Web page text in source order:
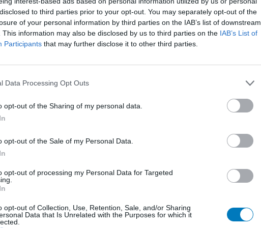
to third parties prior to your opt-out. You may separately opt-out of the
of your personal information by third parties on the IAB’s list of downstream
This information may also be disclosed by us to third parties on the IAB’s List of
Participants that may further disclose it to other third parties.
Data Processing Opt Outs
opt-out of the Sharing of my personal data.
opt-out of the Sale of my Personal Data.
opt-out of processing my Personal Data for Targeted
opt-out of Collection, Use, Retention, Sale, and/or Sharing
Data that Is Unrelated with the Purposes for which it
Effectiviteit
Hoeveelheid bijwerkingen
eerste
. Maar
. Ik kan
zicht van een arts . Wel 2 weken van het roken
. Ik wil er vanaf maar moet nu een weekeind
Anticonceptie - overig
Depressie - antidepressiva SSRI
Depressie - antidepressiva SSRI
Depressie - antidepressiva SSRI